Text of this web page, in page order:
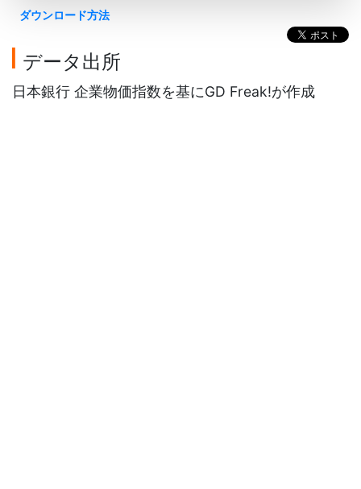
ダウンロード方法
データ出所
日本銀行 企業物価指数を基にGD Freak!が作成